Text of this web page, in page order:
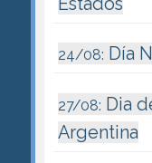
24/08: Día
27/08: Dia
Argentina